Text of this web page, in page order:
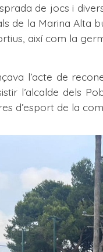
de jocs i
de la Marina Alta
així com la
l’acte de
l’alcalde dels
d’esport de la